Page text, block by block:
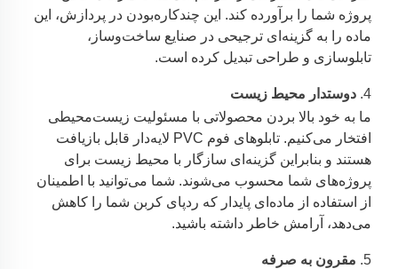
پروژه شما را برآورده کند. این چندکاره‌بودن در پردازش، این
ماده را به گزینه‌ای ترجیحی در صنایع ساخت‌وساز،
تابلوسازی و طراحی تبدیل کرده است.
4. دوستدار محیط زیست
ما به خود بالا بردن محصولاتی با مسئولیت زیست‌محیطی
افتخار می‌کنیم. تابلوهای فوم PVC لایه‌دار قابل بازیافت
هستند و بنابراین گزینه‌ای سازگار با محیط زیست برای
پروژه‌های شما محسوب می‌شوند. شما می‌توانید با اطمینان
از استفاده از ماده‌ای پایدار که ردپای کربن شما را کاهش
می‌دهد، آرامش خاطر داشته باشید.
5. مقرون به صرفه